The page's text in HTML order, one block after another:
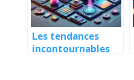
Les tendances
incontournables